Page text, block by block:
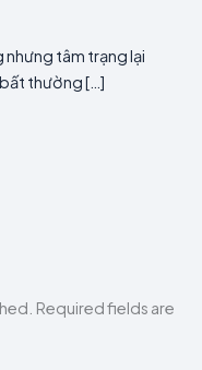
nhưng tâm trạng lại
thường […]
Required fields are